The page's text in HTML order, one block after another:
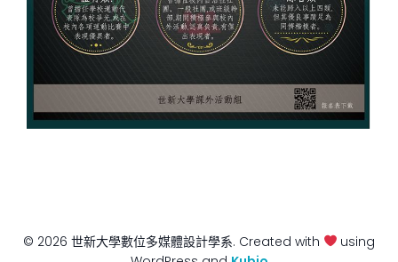
© 2026 世新大學數位多媒體設計學系. Created with
using